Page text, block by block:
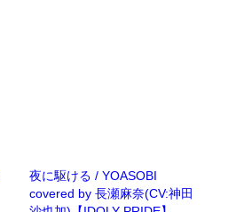
夜に駆ける / YOASOBI
covered by 長瀬麻奈(CV:神田